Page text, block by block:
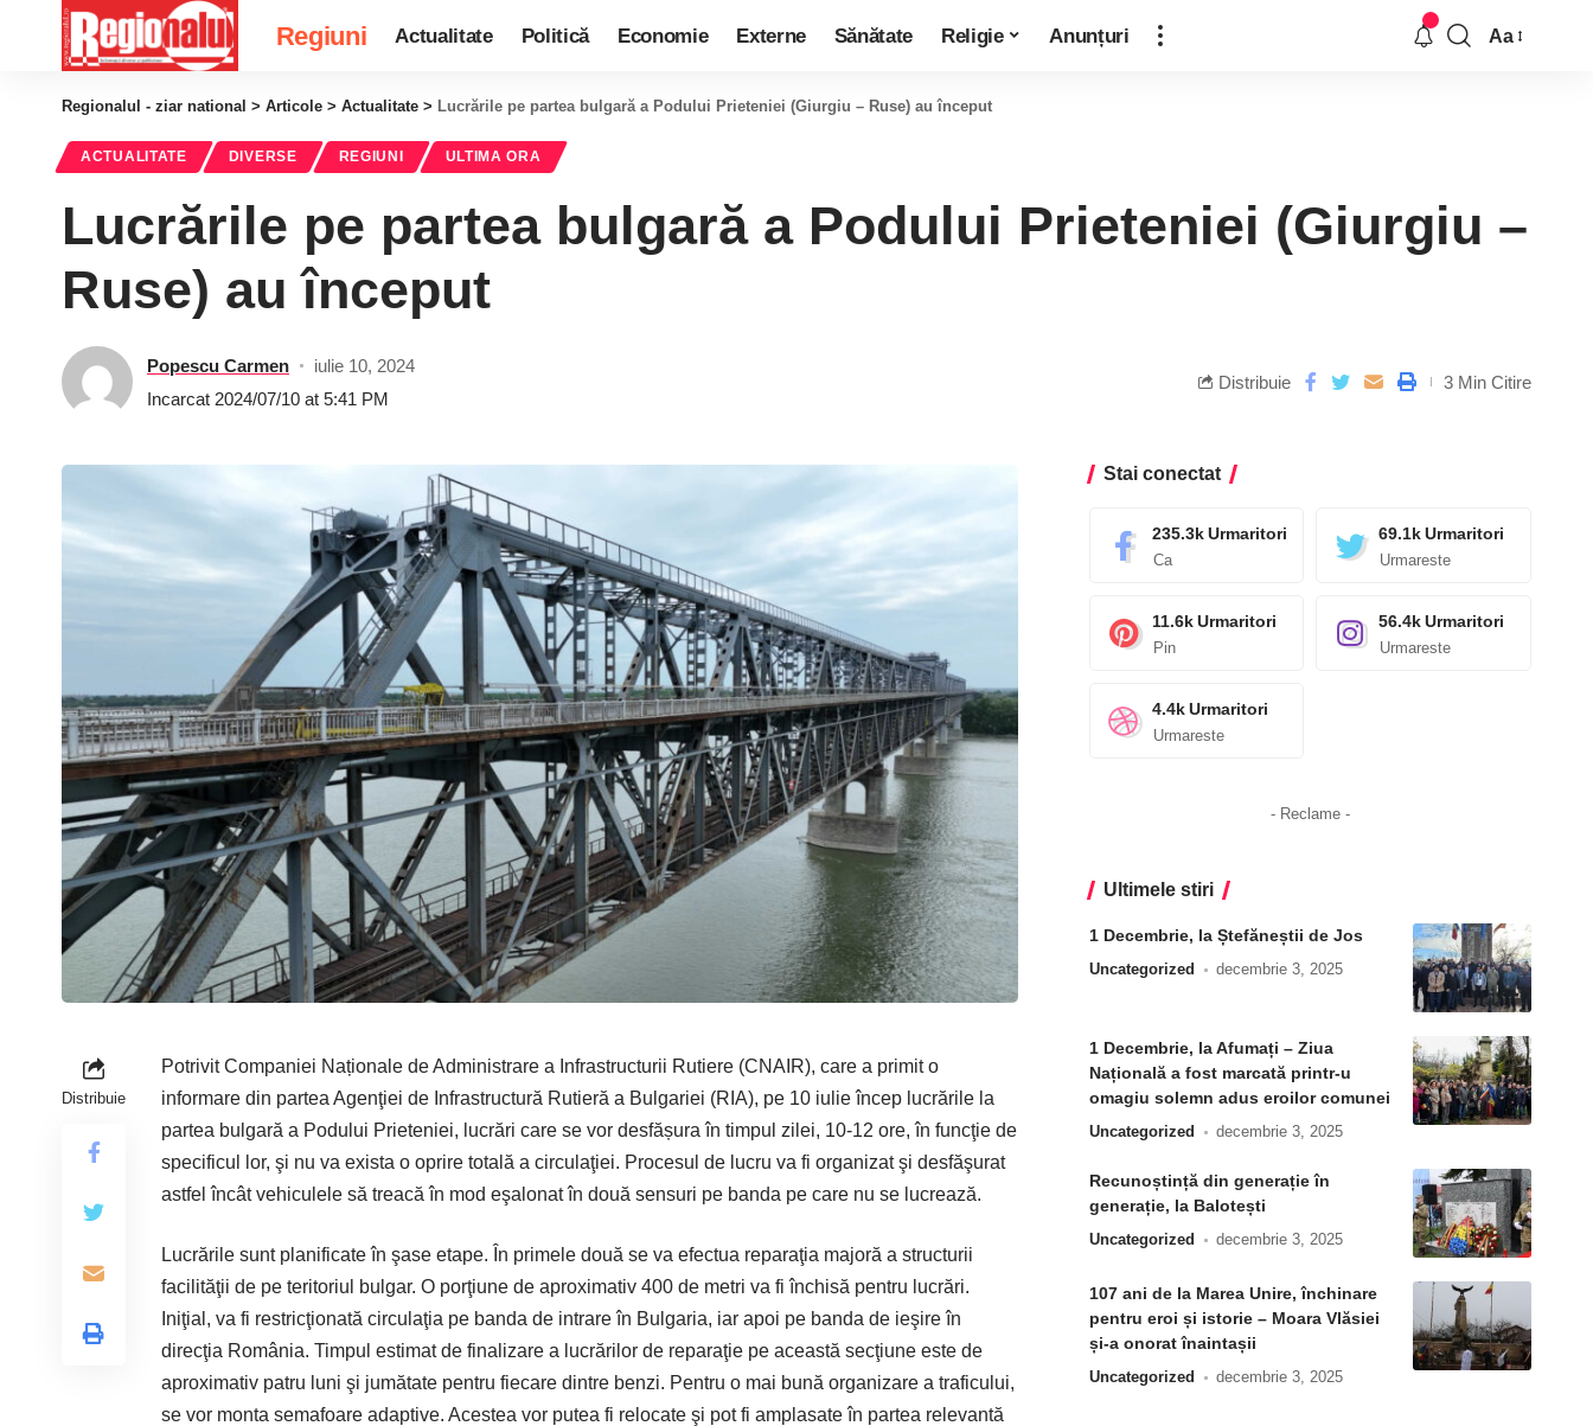
Regiuni Actualitate Politică Economie Externe Sănătate Religie Anunțuri Aa
Regionalul - ziar national > Articole > Actualitate > Lucrările pe partea bulgară a Podului Prieteniei (Giurgiu – Ruse) au început
ACTUALITATE DIVERSE REGIUNI ULTIMA ORA
Lucrările pe partea bulgară a Podului Prieteniei (Giurgiu –
Ruse) au început
Popescu Carmen
iulie 10, 2024
Incarcat 2024/07/10 at 5:41 PM
Distribuie 3 Min Citire
Distribuie
Potrivit Companiei Naționale de Administrare a Infrastructurii Rutiere (CNAIR), care a primit o
informare din partea Agenţiei de Infrastructură Rutieră a Bulgariei (RIA), pe 10 iulie încep lucrările la
partea bulgară a Podului Prieteniei, lucrări care se vor desfășura în timpul zilei, 10-12 ore, în funcţie de
specificul lor, şi nu va exista o oprire totală a circulaţiei. Procesul de lucru va fi organizat şi desfăşurat
astfel încât vehiculele să treacă în mod eşalonat în două sensuri pe banda pe care nu se lucrează.
Lucrările sunt planificate în şase etape. În primele două se va efectua reparaţia majoră a structurii
facilităţii de pe teritoriul bulgar. O porţiune de aproximativ 400 de metri va fi închisă pentru lucrări.
Iniţial, va fi restricţionată circulaţia pe banda de intrare în Bulgaria, iar apoi pe banda de ieşire în
direcţia România. Timpul estimat de finalizare a lucrărilor de reparaţie pe această secţiune este de
aproximativ patru luni şi jumătate pentru fiecare dintre benzi. Pentru o mai bună organizare a traficului,
se vor monta semafoare adaptive. Acestea vor putea fi relocate şi pot fi amplasate în partea relevantă
Stai conectat
235.3k Urmaritori
Ca
69.1k Urmaritori
Urmareste
11.6k Urmaritori
Pin
56.4k Urmaritori
Urmareste
4.4k Urmaritori
Urmareste
- Reclame -
Ultimele stiri
1 Decembrie, la Ștefăneștii de Jos
Uncategorized decembrie 3, 2025
1 Decembrie, la Afumați – Ziua
Națională a fost marcată printr-u
omagiu solemn adus eroilor comunei
Uncategorized decembrie 3, 2025
Recunoștință din generație în
generație, la Balotești
Uncategorized decembrie 3, 2025
107 ani de la Marea Unire, închinare
pentru eroi și istorie – Moara Vlăsiei
și-a onorat înaintașii
Uncategorized decembrie 3, 2025